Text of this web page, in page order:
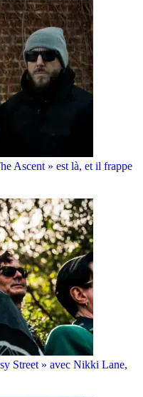
Ascent » est là, et il frappe
Street » avec Nikki Lane,